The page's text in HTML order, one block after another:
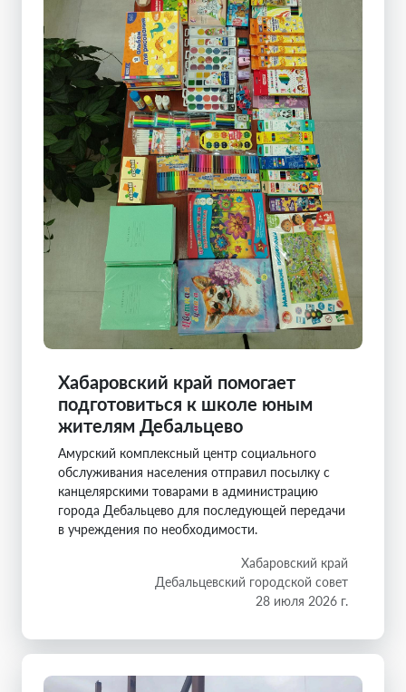
Хабаровский край помогает
подготовиться к школе юным
жителям Дебальцево
Амурский комплексный центр социального
обслуживания населения отправил посылку с
канцелярскими товарами в администрацию
города Дебальцево для последующей передачи
в учреждения по необходимости.
Хабаровский край
Дебальцевский городской совет
28 июля 2026 г.